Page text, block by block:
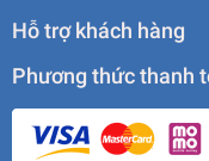
Hỗ trợ khách hàng
Phương thức thanh